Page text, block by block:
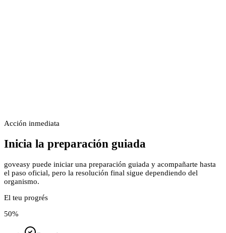
Acción inmediata
Inicia la preparación guiada
goveasy puede iniciar una preparación guiada y acompañarte hasta
el paso oficial, pero la resolución final sigue dependiendo del
organismo.
El teu progrés
50%